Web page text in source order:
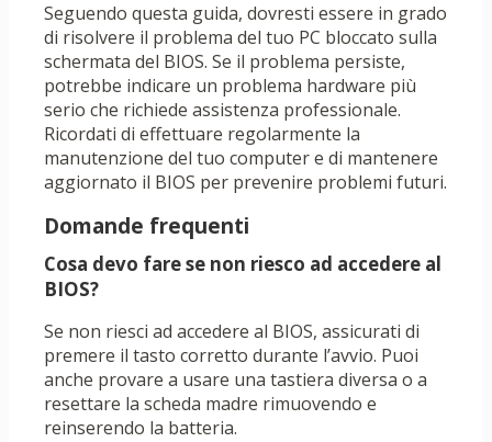
Seguendo questa guida, dovresti essere in grado
di risolvere il problema del tuo PC bloccato sulla
schermata del BIOS. Se il problema persiste,
potrebbe indicare un problema hardware più
serio che richiede assistenza professionale.
Ricordati di effettuare regolarmente la
manutenzione del tuo computer e di mantenere
aggiornato il BIOS per prevenire problemi futuri.
Domande frequenti
Cosa devo fare se non riesco ad accedere al
BIOS?
Se non riesci ad accedere al BIOS, assicurati di
premere il tasto corretto durante l’avvio. Puoi
anche provare a usare una tastiera diversa o a
resettare la scheda madre rimuovendo e
reinserendo la batteria.